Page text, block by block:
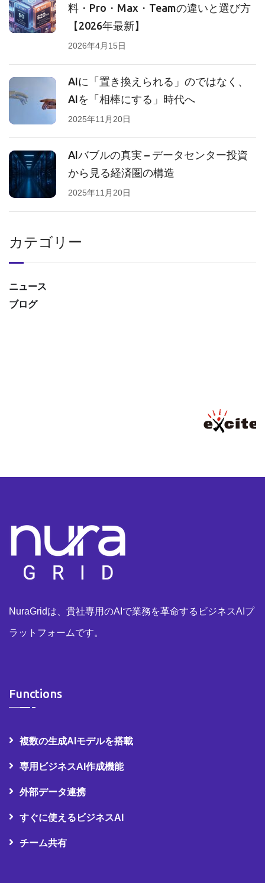
料・Pro・Max・Teamの違いと選び方
【2026年最新】
2026年4月15日
AIに「置き換えられる」のではなく、
AIを「相棒にする」時代へ
2025年11月20日
AIバブルの真実 – データセンター投資
から見る経済圏の構造
2025年11月20日
カテゴリー
ニュース
ブログ
NuraGridは、貴社専用のAIで業務を革命するビジネスAIプ
ラットフォームです。
Functions
複数の生成AIモデルを搭載
専用ビジネスAI作成機能
外部データ連携
すぐに使えるビジネスAI
チーム共有